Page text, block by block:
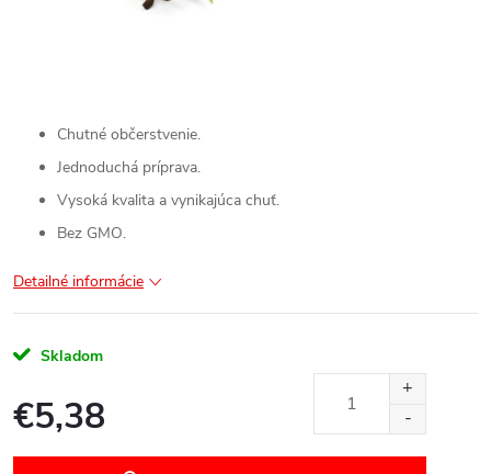
Chutné občerstvenie.
Jednoduchá príprava.
Vysoká kvalita a vynikajúca chuť.
Bez GMO.
Detailné informácie
Skladom
€5,38